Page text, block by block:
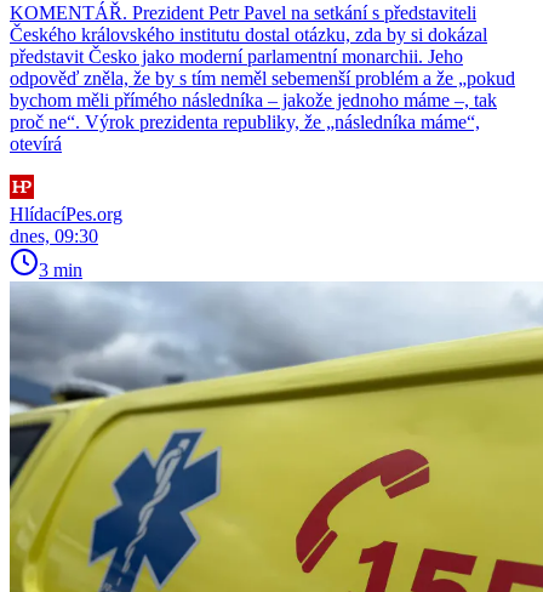
KOMENTÁŘ. Prezident Petr Pavel na setkání s představiteli
Českého královského institutu dostal otázku, zda by si dokázal
představit Česko jako moderní parlamentní monarchii. Jeho
odpověď zněla, že by s tím neměl sebemenší problém a že „pokud
bychom měli přímého následníka – jakože jednoho máme –, tak
proč ne“. Výrok prezidenta republiky, že „následníka máme“,
otevírá
HlídacíPes.org
dnes, 09:30
3 min